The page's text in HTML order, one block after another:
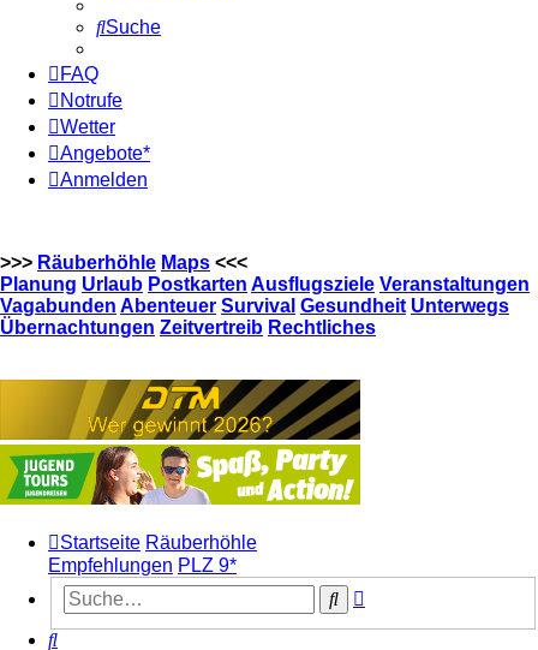
Suche
FAQ
Notrufe
Wetter
Angebote*
Anmelden
>>> Räuberhöhle Maps <<<
Planung Urlaub Postkarten Ausflugsziele Veranstaltungen
Vagabunden Abenteuer Survival Gesundheit Unterwegs
Übernachtungen Zeitvertreib Rechtliches
Startseite Räuberhöhle
Empfehlungen PLZ 9*
Suche
Suche